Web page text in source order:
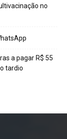
no
a pagar R$ 55
tardio